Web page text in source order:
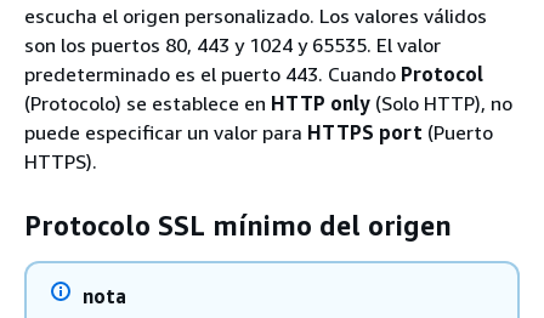
escucha el origen personalizado. Los valores válidos
son los puertos 80, 443 y 1024 y 65535. El valor
predeterminado es el puerto 443. Cuando Protocol
(Protocolo) se establece en HTTP only (Solo HTTP), no
puede especificar un valor para HTTPS port (Puerto
HTTPS).
Protocolo SSL mínimo del origen
nota